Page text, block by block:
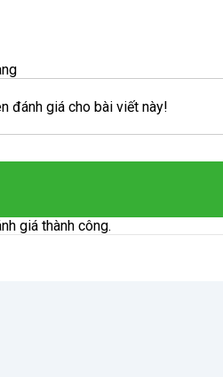
đánh giá cho bài viết này!
giá thành công.